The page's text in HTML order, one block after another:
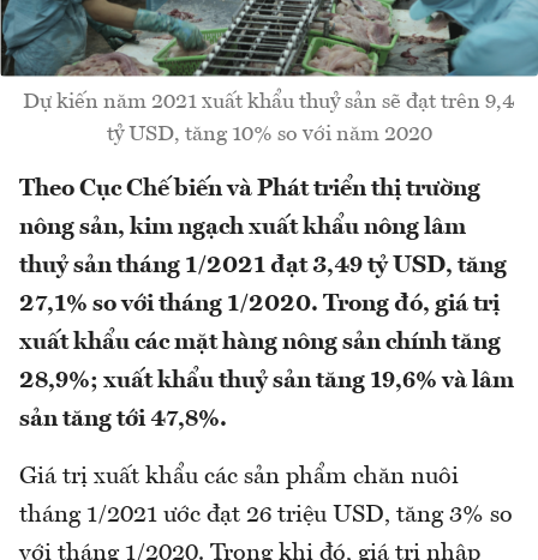
Dự kiến năm 2021 xuất khẩu thuỷ sản sẽ đạt trên 9,4
tỷ USD, tăng 10% so với năm 2020
Theo Cục Chế biến và Phát triển thị trường
nông sản, kim ngạch xuất khẩu nông lâm
thuỷ sản tháng 1/2021 đạt 3,49 tỷ USD, tăng
27,1% so với tháng 1/2020. Trong đó, giá trị
xuất khẩu các mặt hàng nông sản chính tăng
28,9%; xuất khẩu thuỷ sản tăng 19,6% và lâm
sản tăng tới 47,8%.
Giá trị xuất khẩu các sản phẩm chăn nuôi
tháng 1/2021 ước đạt 26 triệu USD, tăng 3% so
với tháng 1/2020. Trong khi đó, giá trị nhập